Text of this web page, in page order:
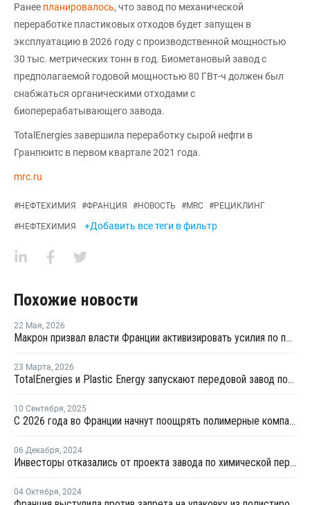
Ранее планировалось, что завод по механической
переработке пластиковых отходов будет запущен в
эксплуатацию в 2026 году с производственной мощностью
30 тыс. метрических тонн в год. Биометановый завод с
предполагаемой годовой мощностью 80 ГВт-ч должен был
снабжаться органическими отходами с
биоперерабатывающего завода.
TotalEnergies завершила переработку сырой нефти в
Гранпюитс в первом квартале 2021 года.
mrc.ru
#НЕФТЕХИМИЯ #ФРАНЦИЯ #НОВОСТЬ #MRC #РЕЦИКЛИНГ
#НЕФТЕХИМИЯ +Добавить все теги в фильтр
Похожие новости
22 Мая, 2026
Макрон призвал власти Франции активизировать усилия по переработке упаковки из пластика
23 Марта, 2026
TotalEnergies и Plastic Energy запускают передовой завод по переработке пластмасс в Гранпюи
10 Сентября, 2025
С 2026 года во Франции начнут поощрять полимерные компании за использование вторичного пластика
06 Декабря, 2024
Инвесторы отказались от проекта завода по химической переработке ПЭТ во Франции
04 Октября, 2024